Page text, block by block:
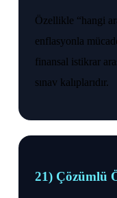
Özellikle “hangi
enflasyonla
finansal istikrar
sınav kalıplarıdır.
21) Çözümlü